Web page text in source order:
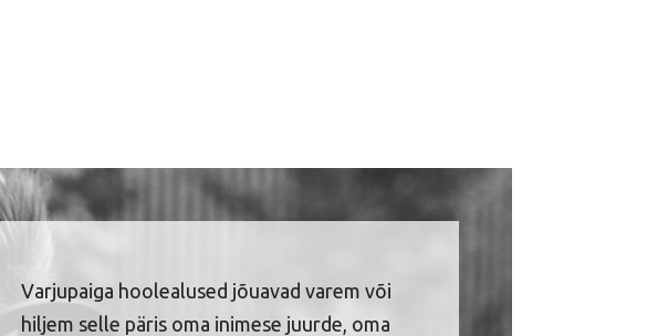
Varjupaiga hoolealused jõuavad varem või
hiljem selle päris oma inimese juurde, oma